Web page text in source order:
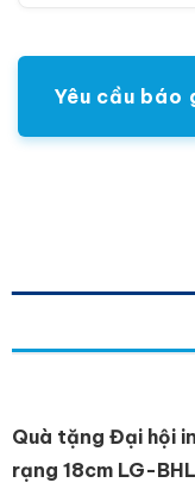
Yêu cầu báo
Quà tặng Đại hội
rạng 18cm LG-